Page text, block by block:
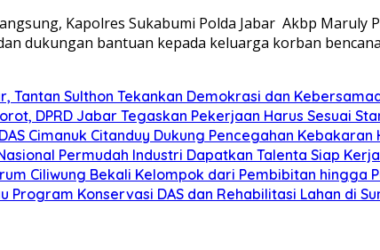
Kapolres Sukabumi Polda Jabar Akbp Maruly
dukungan bantuan kepada keluarga korban
Tantan Sulthon Tekankan Demokrasi dan
DPRD Jabar Tegaskan Pekerjaan Harus Sesuai
Cimanuk Citanduy Dukung Pencegahan
Permudah Industri Dapatkan Talenta Siap Kerja
Ciliwung Bekali Kelompok dari Pembibitan hingga
Program Konservasi DAS dan Rehabilitasi Lahan di